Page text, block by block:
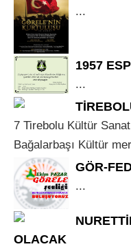
...
1957
...
7 Tirebolu Kültür
Bağalarbaşı Kültür
GÖR-
...
OLACAK